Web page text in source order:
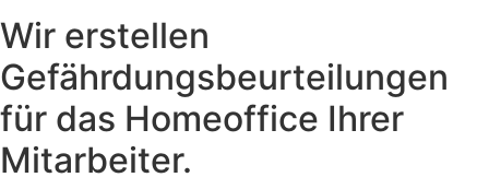
Wir erstellen
Gefährdungsbeurteilungen
für das Homeoffice Ihrer
Mitarbeiter.